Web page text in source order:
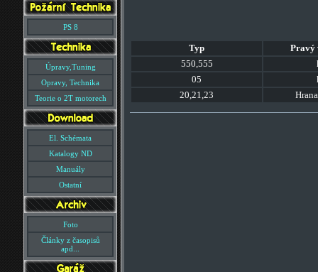
PS 8
Úpravy,Tuning
Opravy, Technika
Teorie o 2T motorech
El. Schémata
Katalogy ND
Manuály
Ostatní
Foto
Články z časopisů
apd...
Typ
Pravý
550,555
05
20,21,23